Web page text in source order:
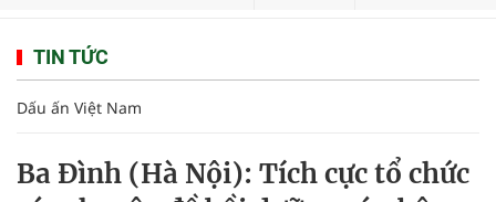
TIN TỨC
Dấu ấn Việt Nam
Ba Đình (Hà Nội): Tích cực tổ chức